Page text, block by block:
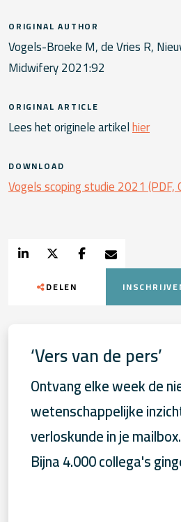
ORIGINAL AUTHOR
Vogels-Broeke M, de Vries R,
Midwifery 2021:92
ORIGINAL ARTICLE
Lees het originele artikelhier
DOWNLOAD
Vogels scoping studie 2021 (PDF,
DELEN
‘Vers van de pers’
Ontvang elke week de
wetenschappelijke
verloskunde in je mailbox.
Bijna 4.000 collega's